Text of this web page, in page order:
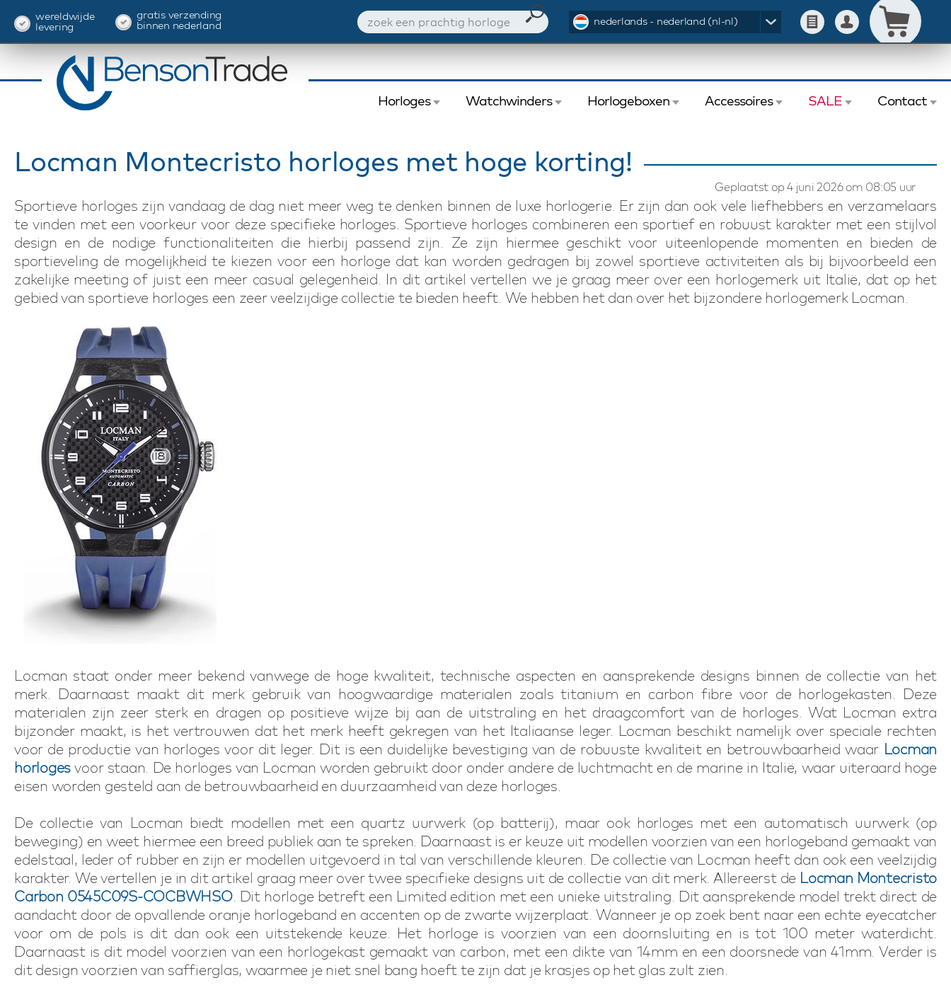
wereldwijde
levering
gratis verzending
binnen nederland nederlands - nederland (nl-nl)
Horloges Watchwinders Horlogeboxen Accessoires SALE Contact
Locman Montecristo horloges met hoge korting!
Geplaatst op 4 juni 2026 om 08:05 uur
Sportieve horloges zijn vandaag de dag niet meer weg te denken binnen de luxe horlogerie. Er zijn dan ook vele liefhebbers en verzamelaars
te vinden met een voorkeur voor deze specifieke horloges. Sportieve horloges combineren een sportief en robuust karakter met een stijlvol
design en de nodige functionaliteiten die hierbij passend zijn. Ze zijn hiermee geschikt voor uiteenlopende momenten en bieden de
sportieveling de mogelijkheid te kiezen voor een horloge dat kan worden gedragen bij zowel sportieve activiteiten als bij bijvoorbeeld een
zakelijke meeting of juist een meer casual gelegenheid. In dit artikel vertellen we je graag meer over een horlogemerk uit Italië, dat op het
gebied van sportieve horloges een zeer veelzijdige collectie te bieden heeft. We hebben het dan over het bijzondere horlogemerk Locman.
Locman staat onder meer bekend vanwege de hoge kwaliteit, technische aspecten en aansprekende designs binnen de collectie van het
merk. Daarnaast maakt dit merk gebruik van hoogwaardige materialen zoals titanium en carbon fibre voor de horlogekasten. Deze
materialen zijn zeer sterk en dragen op positieve wijze bij aan de uitstraling en het draagcomfort van de horloges. Wat Locman extra
bijzonder maakt, is het vertrouwen dat het merk heeft gekregen van het Italiaanse leger. Locman beschikt namelijk over speciale rechten
voor de productie van horloges voor dit leger. Dit is een duidelijke bevestiging van de robuuste kwaliteit en betrouwbaarheid waar Locman
horloges voor staan. De horloges van Locman worden gebruikt door onder andere de luchtmacht en de marine in Italië, waar uiteraard hoge
eisen worden gesteld aan de betrouwbaarheid en duurzaamheid van deze horloges.
De collectie van Locman biedt modellen met een quartz uurwerk (op batterij), maar ook horloges met een automatisch uurwerk (op
beweging) en weet hiermee een breed publiek aan te spreken. Daarnaast is er keuze uit modellen voorzien van een horlogeband gemaakt van
edelstaal, leder of rubber en zijn er modellen uitgevoerd in tal van verschillende kleuren. De collectie van Locman heeft dan ook een veelzijdig
karakter. We vertellen je in dit artikel graag meer over twee specifieke designs uit de collectie van dit merk. Allereerst de Locman Montecristo
Carbon 0545C09S-COCBWHSO. Dit horloge betreft een Limited edition met een unieke uitstraling. Dit aansprekende model trekt direct de
aandacht door de opvallende oranje horlogeband en accenten op de zwarte wijzerplaat. Wanneer je op zoek bent naar een echte eyecatcher
voor om de pols is dit dan ook een uitstekende keuze. Het horloge is voorzien van een doornsluiting en is tot 100 meter waterdicht.
Daarnaast is dit model voorzien van een horlogekast gemaakt van carbon, met een dikte van 14mm en een doorsnede van 41mm. Verder is
dit design voorzien van saffierglas, waarmee je niet snel bang hoeft te zijn dat je krasjes op het glas zult zien.